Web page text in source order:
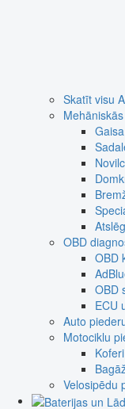
Skatīt visu
OBD
OBD
OBD
ECU
Auto
Motociklu
Velosipēdu